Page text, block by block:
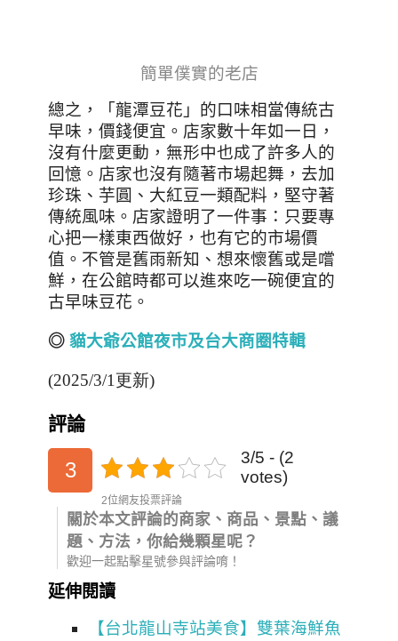
簡單僕實的老店
總之，「龍潭豆花」的口味相當傳統古
早味，價錢便宜。店家數十年如一日，
沒有什麼更動，無形中也成了許多人的
回憶。店家也沒有隨著市場起舞，去加
珍珠、芋圓、大紅豆一類配料，堅守著
傳統風味。店家證明了一件事：只要專
心把一樣東西做好，也有它的市場價
值。不管是舊雨新知、想來懷舊或是嚐
鮮，在公館時都可以進來吃一碗便宜的
古早味豆花。
◎ 貓大爺公館夜市及台大商圈特輯
(2025/3/1更新)
評論
3
3/5 - (2
votes)
2位網友投票評論
關於本文評論的商家、商品、景點、議
題、方法，你給幾顆星呢？
歡迎一起點擊星號參與評論唷！
延伸閱讀
【台北龍山寺站美食】雙葉海鮮魚